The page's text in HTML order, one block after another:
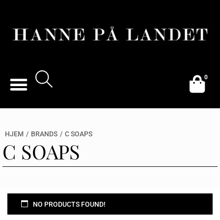
0
HJEM / BRANDS / C SOAPS
C SOAPS
NO PRODUCTS FOUND!